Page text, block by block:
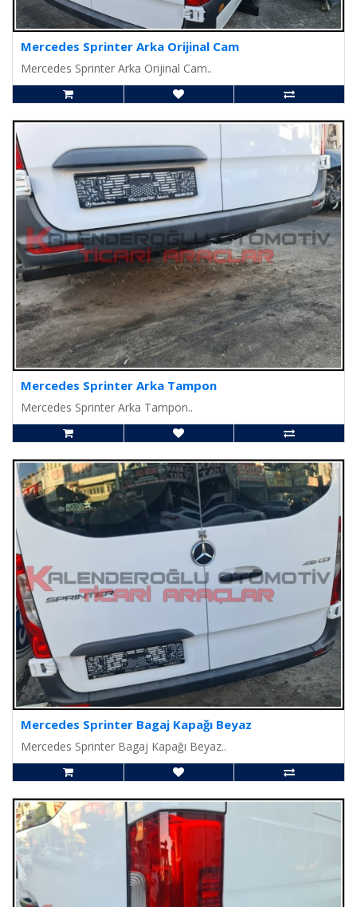
Mercedes Sprinter Arka Orijinal Cam
Mercedes Sprinter Arka Orijinal Cam..
Mercedes Sprinter Arka Tampon
Mercedes Sprinter Arka Tampon..
Mercedes Sprinter Bagaj Kapağı Beyaz
Mercedes Sprinter Bagaj Kapağı Beyaz..